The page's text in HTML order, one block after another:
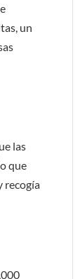
un
las
que
recogía